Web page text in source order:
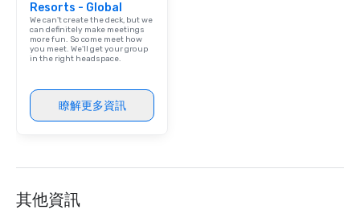
Resorts - Global
We can't create the deck, but we
can definitely make meetings
more fun. So come meet how
you meet. We'll get your group
in the right headspace.
瞭解更多資訊
其他資訊